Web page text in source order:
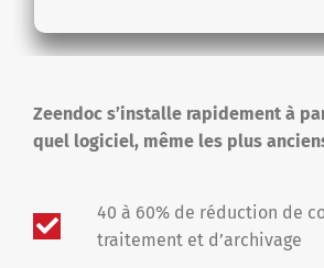
Zeendoc s’installe rapidement à
quel logiciel, même les plus
40 à 60% de réduction de
traitement et d’archivage